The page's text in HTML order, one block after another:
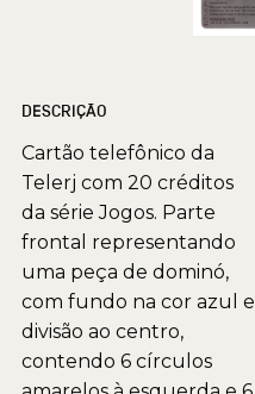
DESCRIÇÃO
Cartão telefônico da
Telerj com 20 créditos
da série Jogos. Parte
frontal representando
uma peça de dominó,
com fundo na cor azul e
divisão ao centro,
contendo 6 círculos